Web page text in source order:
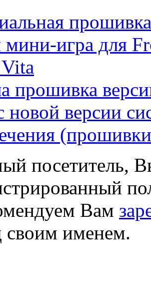
игра для
прошивка
новой версии
посетитель,
Вам
своим именем.